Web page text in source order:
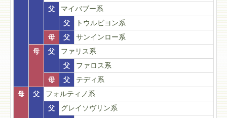
父
マイバブー系
父
トウルビヨン系
母
父
サンインロー系
母
父
ファリス系
父
ファロス系
母
父
テディ系
母
父
フォルティノ系
父
グレイソヴリン系